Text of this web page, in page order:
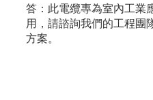
答：此電纜專為室內工業
用，請諮詢我們的工程團
方案。